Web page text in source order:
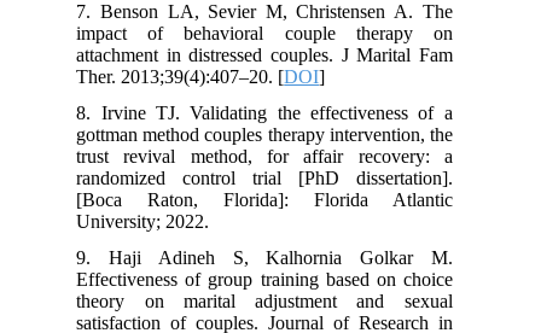
7. Benson LA, Sevier M, Christensen A. The
impact of behavioral couple therapy on
attachment in distressed couples. J Marital Fam
Ther. 2013;39(4):407–20. [DOI
8. Irvine TJ. Validating the effectiveness of a
gottman method couples therapy intervention, the
trust revival method, for affair recovery: a
randomized control trial [PhD dissertation].
[Boca Raton, Florida]: Florida Atlantic
University; 2022.
9. Haji Adineh S, Kalhornia Golkar M.
Effectiveness of group training based on choice
theory on marital adjustment and sexual
satisfaction of couples. Journal of Research in